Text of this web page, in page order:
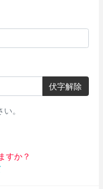
伏字解除
。
すか？